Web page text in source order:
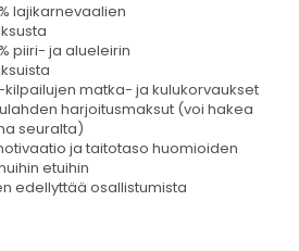
lajikarnevaalien
piiri- ja alueleirin
kilpailujen matka- ja kulukorvaukset
harjoitusmaksut (voi hakea
seuralta)
ja taitotaso huomioiden
etuihin
edellyttää osallistumista